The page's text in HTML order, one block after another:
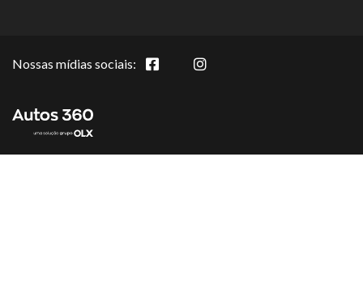
Nossas mídias sociais: